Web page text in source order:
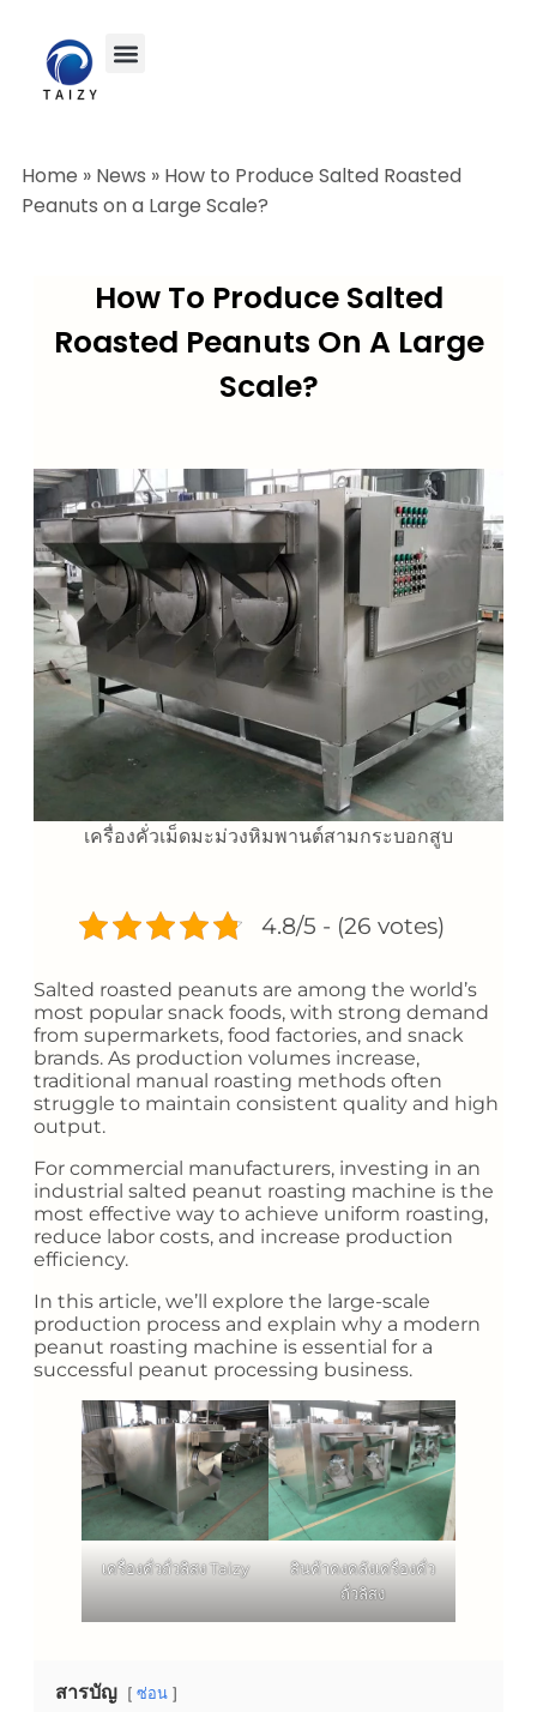
Home » News » How to Produce Salted Roasted
Peanuts on a Large Scale?
How To Produce Salted
Roasted Peanuts On A Large
Scale?
เครื่องคั่วเม็ดมะม่วงหิมพานต์สามกระบอกสูบ
4.8/5 - (26 votes)
Salted roasted peanuts are among the world’s
most popular snack foods, with strong demand
from supermarkets, food factories, and snack
brands. As production volumes increase,
traditional manual roasting methods often
struggle to maintain consistent quality and high
output.
For commercial manufacturers, investing in an
industrial salted peanut roasting machine is the
most effective way to achieve uniform roasting,
reduce labor costs, and increase production
efficiency.
In this article, we’ll explore the large-scale
production process and explain why a modern
peanut roasting machine is essential for a
successful peanut processing business.
เครื่องคั่วถั่วลิสง Taizy
สินค้าคงคลังเครื่องคั่ว
ถั่วลิสง
สารบัญ ซ่อน